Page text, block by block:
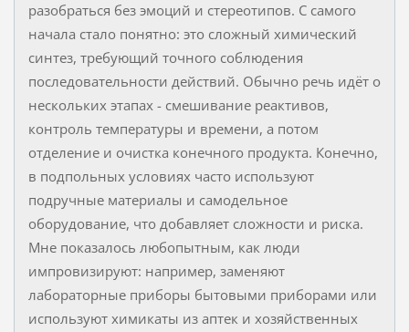
разобраться без эмоций и стереотипов. С самого
начала стало понятно: это сложный химический
синтез, требующий точного соблюдения
последовательности действий. Обычно речь идёт о
нескольких этапах - смешивание реактивов,
контроль температуры и времени, а потом
отделение и очистка конечного продукта. Конечно,
в подпольных условиях часто используют
подручные материалы и самодельное
оборудование, что добавляет сложности и риска.
Мне показалось любопытным, как люди
импровизируют: например, заменяют
лабораторные приборы бытовыми приборами или
используют химикаты из аптек и хозяйственных